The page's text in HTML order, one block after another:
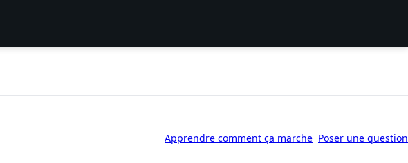
Apprendre comment ça marche Poser une question